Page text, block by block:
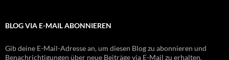
BLOG VIA E-MAIL ABONNIEREN
Gib deine E-Mail-Adresse an, um diesen Blog zu abonnieren und
Benachrichtigungen über neue Beiträge via E-Mail zu erhalten.